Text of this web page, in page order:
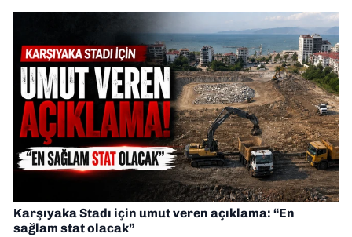
Karşıyaka Stadı için umut veren açıklama: “En
sağlam stat olacak”